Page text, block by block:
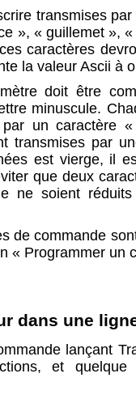
transmises
», « guillemet »,
caractères
la valeur Ascii à
doit être
minuscule.
un caractère
transmises par
est vierge, il
que deux
ne soient
de commande
« Programmer un
dans une
lançant
et